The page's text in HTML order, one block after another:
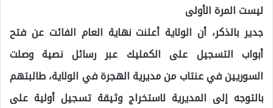
ليست المرة الأولى
جدير بالذكر، أن الولاية أعلنت نهاية العام الفائت عن فتح
أبواب التسجيل على الكمليك عبر رسائل نصية وصلت
السوريين في عنتاب من مديرية الهجرة في الولاية، طالبتهم
بالتوجه إلى المديرية لاستخراج وثيقة تسجيل أولية على